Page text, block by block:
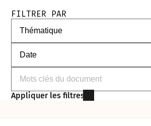
Filtres de recherche des documents
FILTRER PAR
Filtrer par thématique
Filtrer par date
Filtrer par mots-clés
Appliquer les filtres